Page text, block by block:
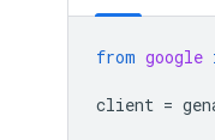
from google
client =